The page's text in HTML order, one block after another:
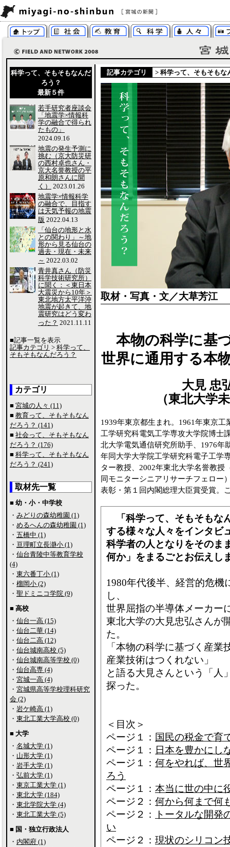
記事カテゴリ > 科学って、そもそもな
取材・写真・文／大草芳江
本物の科学に基
世界に通用する本
大見 忠
（東北大学
1939年東京都生まれ。1961年東京
工学研究科電気工学専攻大学院博士
北大学電気通信研究所助手、1976年
年同大学大学院工学研究科電子工学
ター教授、2002年東北大学名誉教授
同モニターシニアリサーチフェロー
表彰・第１回内閣総理大臣賞受賞。
「科学って、そもそも
する様々な人々をインタビ
科学者の人となりをそのま
何か」をまるごとお伝えし
1980年代後半、経営的危機
し、
世界屈指の半導体メーカー
東北大学の大見忠弘さんが
た。
「本物の科学に基づく産
産業技術はつくれない」
と語る大見さんという「人
探った。
＜目次＞
ページ１： 国民の税金で育
ページ１： 日本を豊かにし
ページ１： 何をやれば、世
ろう
ページ１： 本当に世の中に
ページ２： 何から何まで何
ページ２：
トータルな開発
い
ページ２： 現状のシリコン
科学って、そもそもなんだ
ろう？
最新５件
若手研究者座談会
「地震学×情報科
学の融合で得られ
たもの」
2024.09.16
地震の発生予測に
挑む（京大防災研
の西村卓也さん・
京大名誉教授の平
原和朗さんに聞
く）
2023.01.26
地震学×情報科学
の融合で、目指す
は天気予報の地震
版 2022.04.13
「仙台の地形と水
との関わり」～地
形から見る仙台の
過去・現在・未来
～ 2022.03.02
青井真さん（防災
科学技術研究所）
に聞く：＜東日本
大震災から10年＞
東北地方太平洋沖
地震が起きて、地
震研究はどう変わ
った？ 2021.11.11
■記事一覧を表示
記事カテゴリ > 科学って、
そもそもなんだろう？
カテゴリ
■ 宮城の人々 (11)
■ 教育って、そもそもなん
だろう？ (141)
■ 社会って、そもそもなん
だろう？ (176)
■ 科学って、そもそもなん
だろう？ (241)
取材先一覧
■ 幼・小・中学校
・ みどりの森幼稚園 (1)
・ めるへんの森幼稚園 (1)
・ 五橋中 (1)
・ 亘理町立長瀞小 (1)
・ 仙台青陵中等教育学校
(4)
・ 東六番丁小 (1)
・ 榴岡小 (2)
・ 聖ドミニコ学院 (9)
■ 高校
・ 仙台一高 (15)
・ 仙台二華 (14)
・ 仙台二高 (12)
・ 仙台城南高校 (5)
・ 仙台城南高等学校 (0)
・ 仙台高専 (4)
・ 宮城一高 (4)
・ 宮城県高等学校理科研究
会 (2)
・ 岩ケ崎高 (1)
・ 東北工業大学高校 (0)
■ 大学
・ 名城大学 (1)
・ 山形大学 (1)
・ 岩手大学 (1)
・ 弘前大学 (1)
・ 東京工業大学 (1)
・ 東北大学 (184)
・ 東北学院大学 (4)
・ 東北工業大学 (5)
■ 国・独立行政法人
・ 内閣府 (1)